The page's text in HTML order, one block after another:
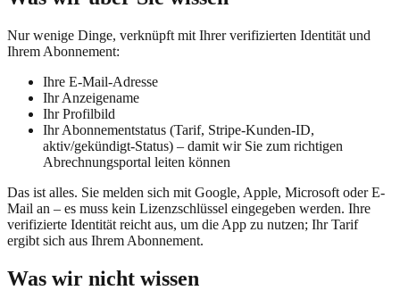
Nur wenige Dinge, verknüpft mit Ihrer verifizierten Identität und
Ihrem Abonnement:
Ihre E-Mail-Adresse
Ihr Anzeigename
Ihr Profilbild
Ihr Abonnementstatus (Tarif, Stripe-Kunden-ID,
aktiv/gekündigt-Status) – damit wir Sie zum richtigen
Abrechnungsportal leiten können
Das ist alles. Sie melden sich mit Google, Apple, Microsoft oder E-
Mail an – es muss kein Lizenzschlüssel eingegeben werden. Ihre
verifizierte Identität reicht aus, um die App zu nutzen; Ihr Tarif
ergibt sich aus Ihrem Abonnement.
Was wir nicht wissen